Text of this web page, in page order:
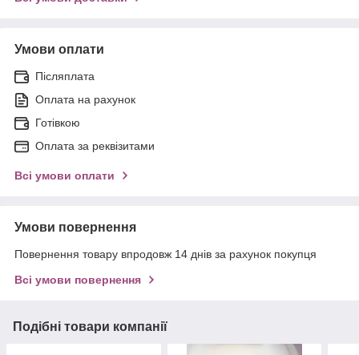
Умови оплати
Післяплата
Оплата на рахунок
Готівкою
Оплата за реквізитами
Всі умови оплати
Умови повернення
Повернення товару впродовж 14 днів за рахунок покупця
Всі умови повернення
Подібні товари компанії